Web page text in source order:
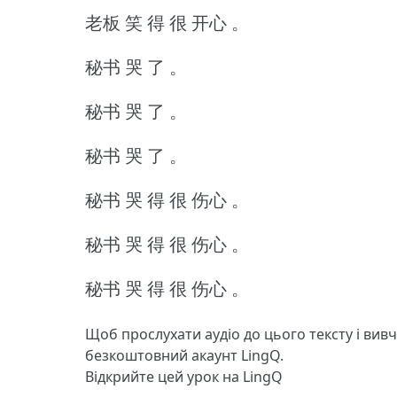
老板 笑 得 很 开心 。
秘书 哭 了 。
秘书 哭 了 。
秘书 哭 了 。
秘书 哭 得 很 伤心 。
秘书 哭 得 很 伤心 。
秘书 哭 得 很 伤心 。
Щоб прослухати аудіо до цього тексту і
безкоштовний акаунт LingQ.
Відкрийте цей урок на LingQ